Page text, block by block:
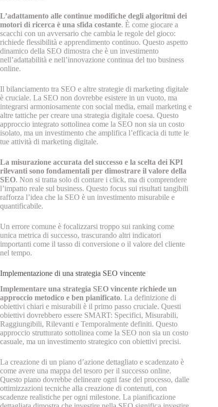
L’adattamento alle continue modifiche degli algoritmi dei
motori di ricerca è una sfida costante. È come giocare a
scacchi con un avversario che cambia le regole del gioco:
richiede flessibilità e apprendimento continuo. Questo aspetto
dinamico della SEO dimostra che è un investimento
nell’adattabilità e nell’innovazione continua del tuo business
online.
Il bilanciamento tra SEO e altre strategie di marketing digitale
è cruciale. La SEO non dovrebbe esistere in un vuoto, ma
integrarsi armoniosamente con social media, email marketing e
altre tattiche per creare una strategia digitale coesa. Questo
approccio integrato sottolinea come la SEO non sia un costo
isolato, ma un investimento che amplifica l’efficacia di tutte le
tue attività di marketing digitale.
La misurazione accurata del successo e la scelta dei KPI
rilevanti sono fondamentali per dimostrare il valore della
SEO. Non si tratta solo di contare i click, ma di comprendere
l’impatto reale sul business. Questo focus sui risultati tangibili
rafforza l’idea che la SEO è un investimento misurabile e
quantificabile.
Un errore comune è focalizzarsi troppo sui ranking come
unica metrica di successo, trascurando altri indicatori
importanti come il tasso di conversione o il valore del cliente
nel tempo.
Implementazione di una strategia SEO vincente
Implementare una strategia SEO vincente richiede un
approccio metodico e ben pianificato. La definizione di
obiettivi chiari e misurabili è il primo passo cruciale. Questi
obiettivi dovrebbero essere SMART: Specifici, Misurabili,
Raggiungibili, Rilevanti e Temporalmente definiti. Questo
approccio strutturato sottolinea come la SEO non sia un costo
casuale, ma un investimento strategico con obiettivi precisi.
La creazione di un piano d’azione dettagliato e scadenzato è
come avere una mappa del tesoro per il successo online.
Questo piano dovrebbe delineare ogni fase del processo, dalle
ottimizzazioni tecniche alla creazione di contenuti, con
scadenze realistiche per ogni milestone. La pianificazione